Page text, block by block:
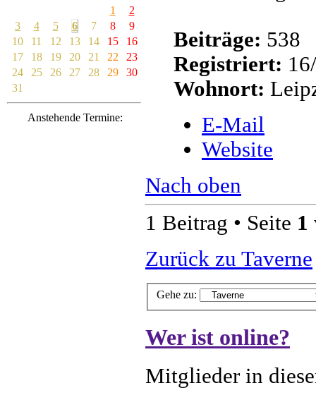
1
2
3
4 5 6 7 8
9
10
11 12 13 14 15
16
17
18 19 20 21 22
23
24
25 26 27 28 29
30
31
Anstehende Termine:
Beiträge: 538
Registriert:
Wohnort:
E-Mail
Website
Nach oben
1 Beitrag • Seite 1
Zurück zu Taverne
Gehe zu:
Wer ist online?
Mitglieder in